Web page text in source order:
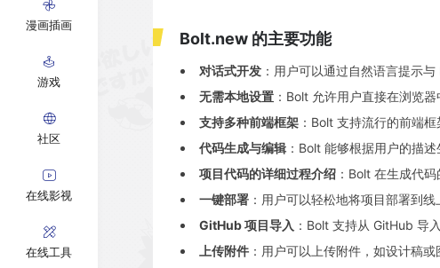
漫画插画
游戏
社区
在线影视
在线工具
Bolt․new 的主要功能
对话式开发 ：用户可以通过自然语言提示
无需本地设置 ：Bolt 允许用户直接在浏览
支持多种前端框架 ：Bolt 支持流行的前端
代码生成与编辑 ：Bolt 能够根据用户的描
项目代码的详细过程介绍 ：Bolt 在生成代
一键部署 ：用户可以轻松地将项目部署到
GitHub 项目导入 ：Bolt 支持从 GitHub 导
上传附件 ：用户可以上传附件，如设计稿